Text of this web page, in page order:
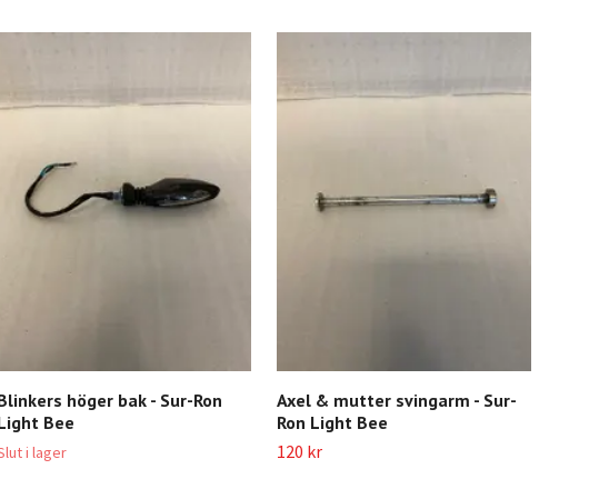
höger bak - Sur-Ron
Bee
i lager
Axel & mutter svingarm - Sur-
Ron Light Bee
120 kr